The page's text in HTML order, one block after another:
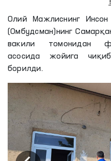
Олий Мажлиснинг
(Омбудсман)нинг
вакили томонидан
асосида жойига
борилди.